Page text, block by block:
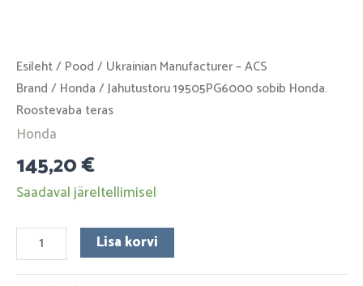
Esileht/ Pood / Ukrainian Manufacturer – ACS
Brand / Honda / Jahutustoru 19505PG6000 sobib Honda.
Roostevaba teras
Honda
145,20€
Saadaval järeltellimisel
Lisa korvi